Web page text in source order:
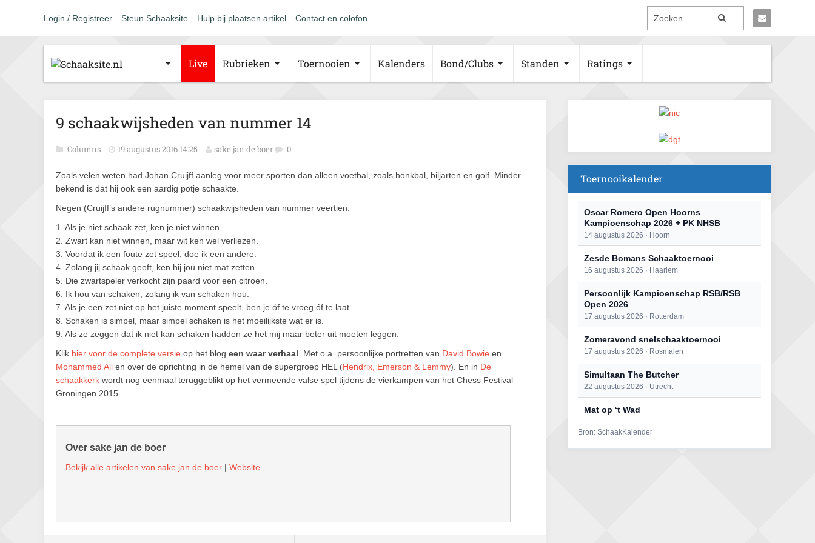
Login / Registreer Steun Schaaksite Hulp bij plaatsen artikel Contact en colofon
Live Rubrieken Toernooien Kalenders Bond/Clubs Standen Ratings
9 schaakwijsheden van nummer 14
Columns 19 augustus 2016 14:25 sake jan de boer 0
Zoals velen weten had Johan Cruijff aanleg voor meer sporten dan alleen voetbal, zoals honkbal, biljarten en golf. Minder
bekend is dat hij ook een aardig potje schaakte.
Negen (Cruijff’s andere rugnummer) schaakwijsheden van nummer veertien:
1. Als je niet schaak zet, ken je niet winnen.
2. Zwart kan niet winnen, maar wit ken wel verliezen.
3. Voordat ik een foute zet speel, doe ik een andere.
4. Zolang jij schaak geeft, ken hij jou niet mat zetten.
5. Die zwartspeler verkocht zijn paard voor een citroen.
6. Ik hou van schaken, zolang ik van schaken hou.
7. Als je een zet niet op het juiste moment speelt, ben je óf te vroeg óf te laat.
8. Schaken is simpel, maar simpel schaken is het moeilijkste wat er is.
9. Als ze zeggen dat ik niet kan schaken hadden ze het mij maar beter uit moeten leggen.
Klik hier voor de complete versie op het blog een waar verhaal . Met o.a. persoonlijke portretten van David Bowie en
Mohammed Ali en over de oprichting in de hemel van de supergroep HEL (Hendrix, Emerson & Lemmy). En in De
schaakkerk wordt nog eenmaal teruggeblikt op het vermeende valse spel tijdens de vierkampen van het Chess Festival
Groningen 2015.
Over sake jan de boer
Bekijk alle artikelen van sake jan de boer | Website
Toernooikalender
Oscar Romero Open Hoorns
Kampioenschap 2026 + PK NHSB
14 augustus 2026 · Hoorn
Zesde Bomans Schaaktoernooi
16 augustus 2026 · Haarlem
Persoonlijk Kampioenschap RSB/RSB
Open 2026
17 augustus 2026 · Rotterdam
Zomeravond snelschaaktoernooi
17 augustus 2026 · Rosmalen
Simultaan The Butcher
22 augustus 2026 · Utrecht
Mat op ‘t Wad
22 augustus 2026 · Den Burg, Texel
Bron: SchaakKalender